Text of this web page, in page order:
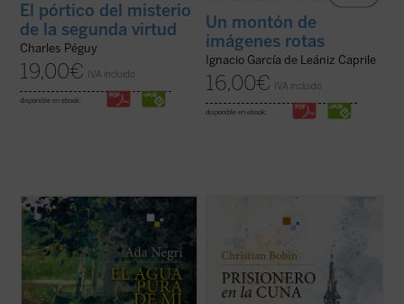
El pórtico del misterio
de la segunda virtud
Charles Péguy
19,00€ IVA incluido
disponible en ebook:
Un montón de
imágenes rotas
Ignacio García de Leániz Caprile
16,00€ IVA incluido
disponible en ebook:
«Al acercarnos a la poesía de Ada Negri, a
un rostro que presenta rasgos fuertes
aunque habitados por una secreta ternura,
nos encontramos con una sorpresa: hay
algo intacto que nos llega de sus versos,
una energía indómita, un reto que ...(ver
ficha)
Christian Bobin evoca su infancia
francesa, ciudad de la que nunca se ha ido.
La delicadeza, sabiduría y brevedad
(ver ficha)